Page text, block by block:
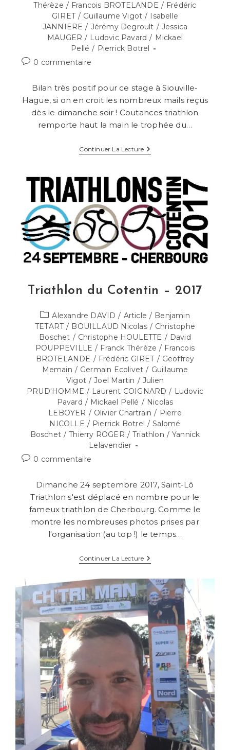
Thérèze / Francois BROTELANDE / Frédéric
GIRET / Guillaume Vigot /
Isabelle
JANNIERE / Jérémy Degroult / Jessica
MAUGER / Ludovic Pavard / Mickael
Pellé / Pierrick Botrel
Commentaires
0 commentaire
Bilan très positif pour ce stage à Siouville-
Hague, si on en croit les nombreux mails reçus
dès le dimanche soir ! Coutances triathlon
remporte haut la main le trophée du…
Continuer La LectureStage
Triathlon du Cotentin – 2017
Post
category:
Alexandre DAVID / Article / Benjamin
TETART / BOUILLAUD Nicolas / Christophe
Boschet / Christophe HOULETTE / David
POUPPEVILLE / Franck Thérèze / Francois
BROTELANDE / Frédéric GIRET / Geoffrey
Memain / Germain Ecolivet / Guillaume
Vigot / Joel Martin / Julien
PRUD'HOMME / Laurent COIGNARD / Ludovic
Pavard / Mickael Pellé / Nicolas
LEBOYER / Olivier Chartrain / Pierre
NICOLLE / Pierrick Botrel / Salomé
Boschet / Thierry ROGER / Triathlon / Yannick
Lelavendier
Commentaires
0 commentaire
Dimanche 24 septembre 2017, Saint-Lô
Triathlon s'est déplacé en nombre pour le
fameux triathlon de Cherbourg. Comme le
montre les nombreuses photos prises par
l'organisation (au top !) le temps…
Continuer La LectureTriathlon
–
2017